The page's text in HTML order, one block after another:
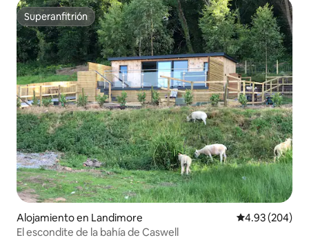
Superanfitrión
Superanfitrión
Alojamiento en Landimore Calificación
4.93 (204)
El escondite de la bahía de Caswell